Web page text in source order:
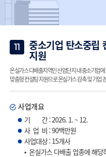
11 중소기업 탄소중립
지원
온실가스 다배출지역인 산업단지 내 중소기업에
맞춤형 컨설팅 지원으로 온실가스 감축 및 기업
사업개요
기 간 : 2026. 1. ~ 12.
사 업 비 : 90백만원
사업대상 : 15개사
• 온실가스 다배출 업종에 해당